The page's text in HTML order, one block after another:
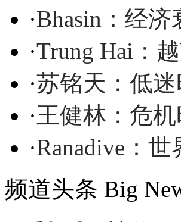
·Bhasin：经
·Trung Hai：
·苏铭天：低
·王健林：危
·Ranadive：
频道头条 Big